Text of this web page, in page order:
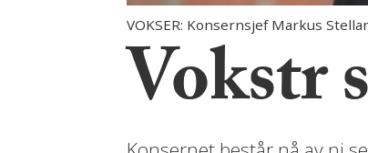
VOKSER: Konsernsjef Markus
Vokstr